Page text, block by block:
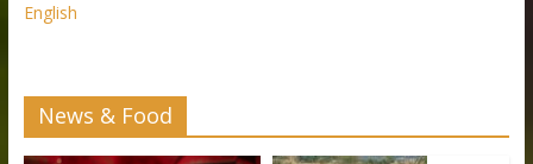
English
News & Food